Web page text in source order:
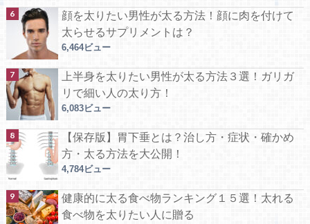
顔を太りたい男性が太る方法！顔に肉を付けて
太らせるサプリメントは？
6,464ビュー
上半身を太りたい男性が太る方法３選！ガリガ
リで細い人の太り方！
6,083ビュー
【保存版】胃下垂とは？治し方・症状・確かめ
方・太る方法を大公開！
4,784ビュー
健康的に太る食べ物ランキング１５選！太れる
食べ物を太りたい人に贈る